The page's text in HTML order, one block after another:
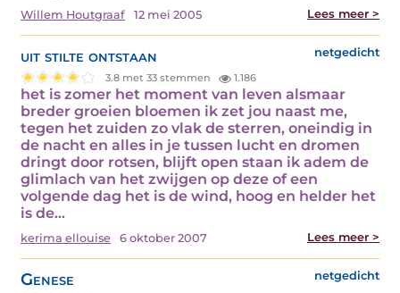
Willem Houtgraaf 12 mei 2005 Lees meer >
uit stilte ontstaan netgedicht
3.8 met 33 stemmen 1.186
het is zomer het moment van leven alsmaar
breder groeien bloemen ik zet jou naast me,
tegen het zuiden zo vlak de sterren, oneindig in
de nacht en alles in je tussen lucht en dromen
dringt door rotsen, blijft open staan ik adem de
glimlach van het zwijgen op deze of een
volgende dag het is de wind, hoog en helder het
is de…
kerima ellouise 6 oktober 2007 Lees meer >
Genese netgedicht